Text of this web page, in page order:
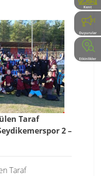
Kent
Rehberi
Duyurular
Etkinlikler
Taraf
2 –
Taraf